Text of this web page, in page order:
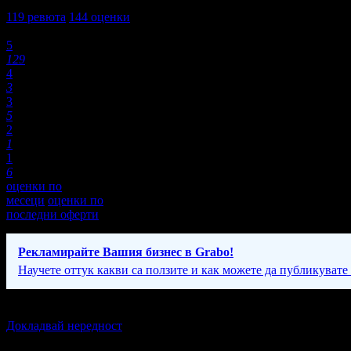
119 ревюта 144 оценки
5
129
4
3
3
5
2
1
1
6
оценки по
месеци оценки по
последни оферти
Рекламирайте Вашия бизнес в Grabo!
Научете оттук какви са ползите и как можете да публикувате
Докладвай нередност